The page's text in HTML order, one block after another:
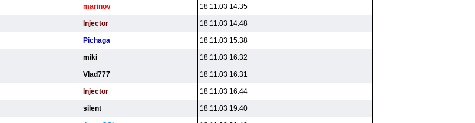
marinov 18.11.03 14:35
lnjector 18.11.03 14:48
Pichaga 18.11.03 15:38
miki 18.11.03 16:32
Vlad777 18.11.03 16:31
lnjector 18.11.03 16:44
silent 18.11.03 19:40